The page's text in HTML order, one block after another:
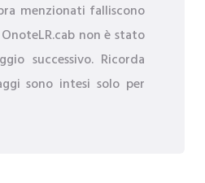
menzionati falliscono
non è stato
successivo. Ricorda
sono intesi solo per